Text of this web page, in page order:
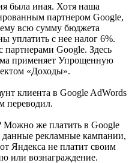
была иная. Хотя наша
партнером Google,
всю сумму бюджета
уплатить с нее налог 6%.
Google. Здесь
применяет Упрощенную
«Доходы».
клиента в Google AdWords
переводил.
Можно же платить в Google
рекламные кампании,
Яндекса не платит своим
или вознаграждение.